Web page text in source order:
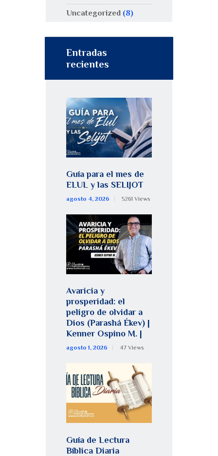
Uncategorized (8)
Entradas
recientes
Guía para el mes de
ELUL y las SELIJOT
agosto 4, 2026 5261 Views
Avaricia y
prosperidad: el
peligro de olvidar a
Dios (Parashá Ékev) |
Kenner Ospino M. |
agosto 1, 2026 47 Views
Guía de Lectura
Bíblica Diaria